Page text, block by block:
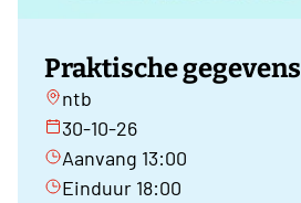
Praktische gegevens
ntb
30-10-26
Aanvang 13:00
Einduur 18:00